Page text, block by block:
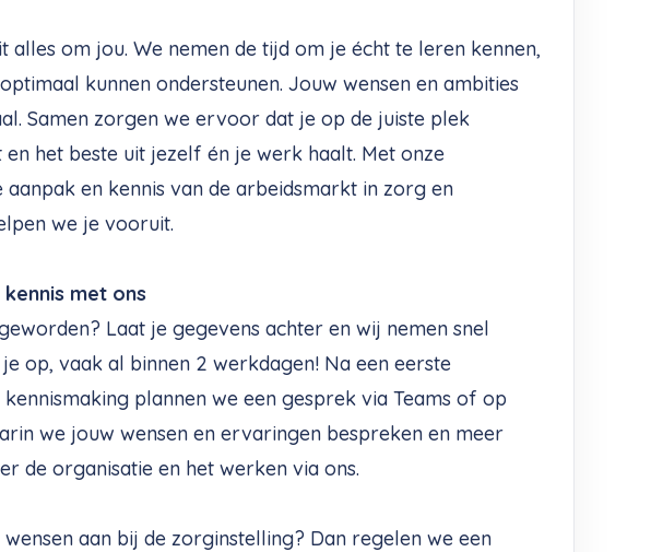
alles om jou. We nemen de tijd om je écht te leren kennen,
kunnen ondersteunen. Jouw wensen en ambities
Samen zorgen we ervoor dat je op de juiste plek
het beste uit jezelf én je werk haalt. Met onze
en kennis van de arbeidsmarkt in zorg en
we je vooruit.
met ons
Laat je gegevens achter en wij nemen snel
op, vaak al binnen 2 werkdagen! Na een eerste
plannen we een gesprek via Teams of op
we jouw wensen en ervaringen bespreken en meer
de organisatie en het werken via ons.
aan bij de zorginstelling? Dan regelen we een